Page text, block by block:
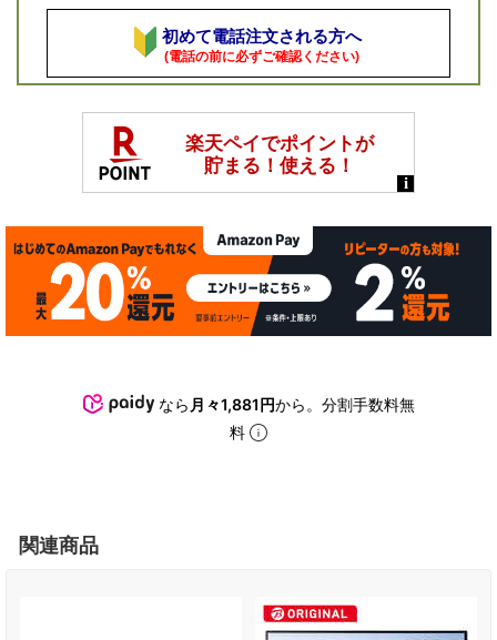
初めて電話注文される方へ
(電話の前に必ずご確認ください)
なら 月々1,881円から。分割手数料無
料
関連商品